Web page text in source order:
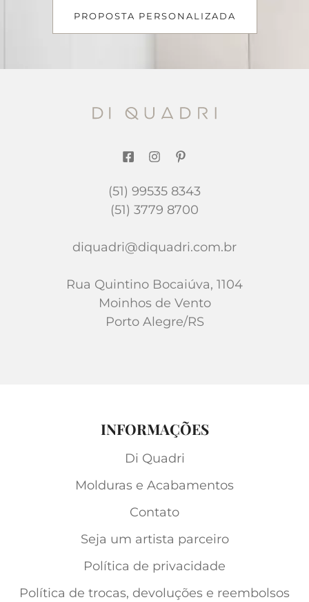
PROPOSTA PERSONALIZADA
(51) 99535 8343
(51) 3779 8700
diquadri@diquadri.com.br
Rua Quintino Bocaiúva, 1104
Moinhos de Vento
Porto Alegre/RS
INFORMAÇÕES
Di Quadri
Molduras e Acabamentos
Contato
Seja um artista parceiro
Política de privacidade
Política de trocas, devoluções e reembolsos